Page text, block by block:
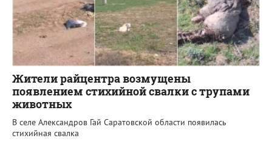
Жители райцентра возмущены
появлением стихийной свалки с трупами
животных
В селе Александров Гай Саратовской области появилась
стихийная свалка